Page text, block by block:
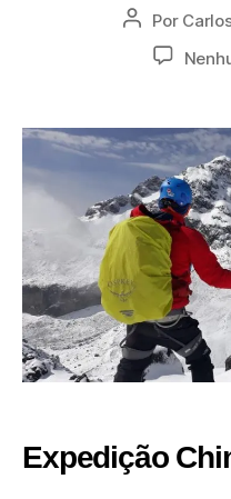
Por
Expedição